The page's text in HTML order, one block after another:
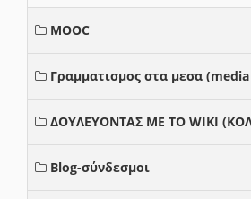
MOOC
Γραμματισμος στα μεσα
ΔΟΥΛΕΥΟΝΤΑΣ ΜΕ ΤΟ WIKI
Blog-σύνδεσμοι